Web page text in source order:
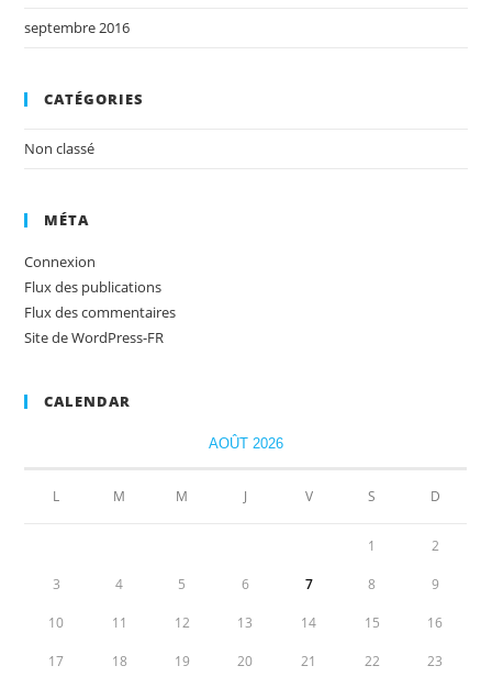
septembre 2016
CATÉGORIES
Non classé
MÉTA
Connexion
Flux des publications
Flux des commentaires
Site de WordPress-FR
CALENDAR
AOÛT 2026
L M M J V S D
1 2
3 4 5 6 7 8 9
10 11 12 13 14 15 16
17 18 19 20 21 22 23